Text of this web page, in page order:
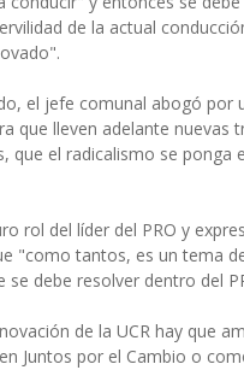
de la actual
el jefe comunal abogó por
que lleven adelante nuevas
que el radicalismo se ponga
rol del líder del PRO y
"como tantos, es un tema
se debe resolver dentro del
de la UCR hay que
Juntos por el Cambio o